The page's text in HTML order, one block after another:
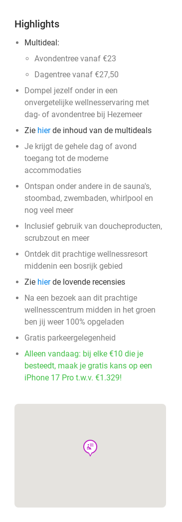
Highlights
Multideal:
Avondentree vanaf €23
Dagentree vanaf €27,50
Dompel jezelf onder in een
onvergetelijke wellnesservaring met
dag- of avondentree bij Hezemeer
Zie hierde inhoud van de multideals
Je krijgt de gehele dag of avond
toegang tot de moderne
accommodaties
Ontspan onder andere in de sauna's,
stoombad, zwembaden, whirlpool en
nog veel meer
Inclusief gebruik van doucheproducten,
scrubzout en meer
Ontdek dit prachtige wellnessresort
middenin een bosrijk gebied
Zie hierde lovende recensies
Na een bezoek aan dit prachtige
wellnesscentrum midden in het groen
ben jij weer 100% opgeladen
Gratis parkeergelegenheid
Alleen vandaag: bij elke €10 die je
besteedt, maak je gratis kans op een
iPhone 17 Pro t.w.v. €1.329!
wellness